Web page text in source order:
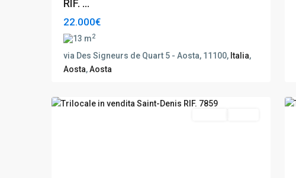
RIF. ...
22.000€
13 m2
via Des Signeurs de Quart 5 - Aosta, 11100, Italia,
Aosta,Aosta
Saint-
Denis,